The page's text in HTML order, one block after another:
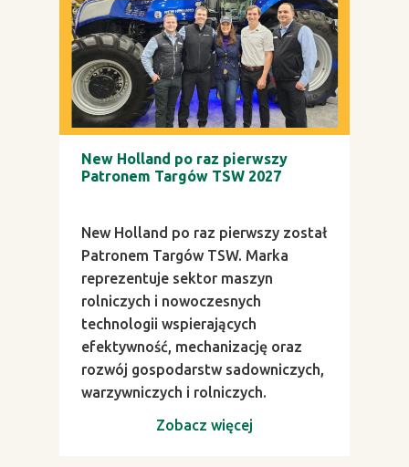
New Holland po raz pierwszy
Patronem Targów TSW 2027
New Holland po raz pierwszy został
Patronem Targów TSW. Marka
reprezentuje sektor maszyn
rolniczych i nowoczesnych
technologii wspierających
efektywność, mechanizację oraz
rozwój gospodarstw sadowniczych,
warzywniczych i rolniczych.
Zobacz więcej